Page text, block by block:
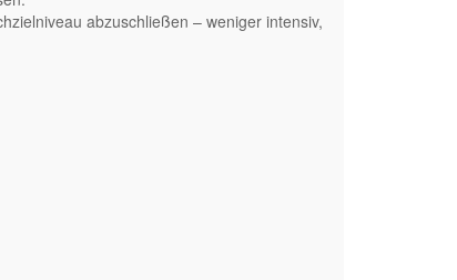
abzuschließen – weniger intensiv,